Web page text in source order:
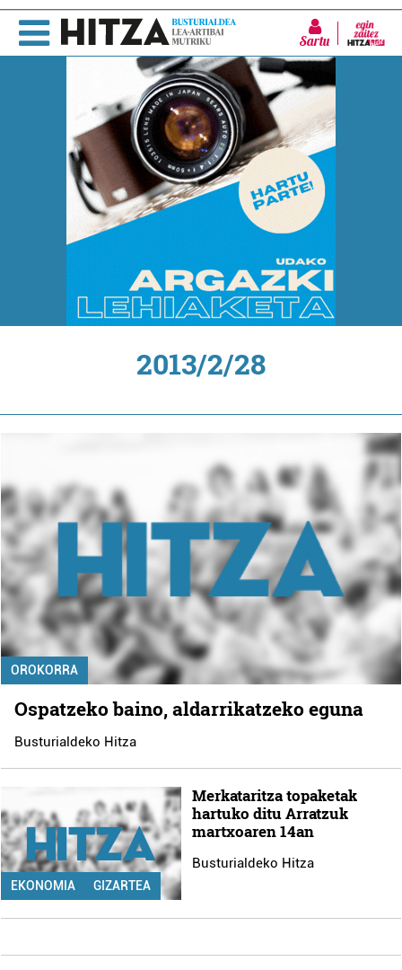
Sartu
2013/2/28
OROKORRA
Ospatzeko baino, aldarrikatzeko eguna
Busturialdeko Hitza
EKONOMIA GIZARTEA
Merkataritza topaketak
hartuko ditu Arratzuk
martxoaren 14an
Busturialdeko Hitza